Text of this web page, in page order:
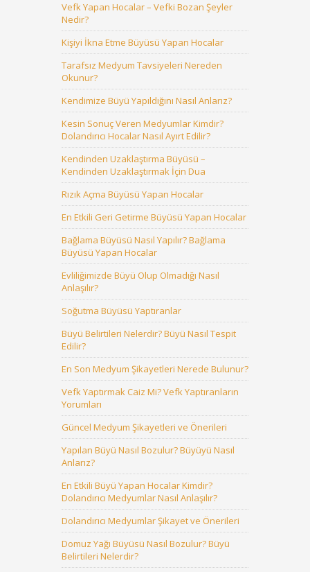
Vefk Yapan Hocalar – Vefki Bozan Şeyler
Nedir?
Kişiyi İkna Etme Büyüsü Yapan Hocalar
Tarafsız Medyum Tavsiyeleri Nereden
Okunur?
Kendimize Büyü Yapıldığını Nasıl Anlarız?
Kesin Sonuç Veren Medyumlar Kimdir?
Dolandırıcı Hocalar Nasıl Ayırt Edilir?
Kendinden Uzaklaştırma Büyüsü –
Kendinden Uzaklaştırmak İçin Dua
Rızık Açma Büyüsü Yapan Hocalar
En Etkili Geri Getirme Büyüsü Yapan Hocalar
Bağlama Büyüsü Nasıl Yapılır? Bağlama
Büyüsü Yapan Hocalar
Evliliğimizde Büyü Olup Olmadığı Nasıl
Anlaşılır?
Soğutma Büyüsü Yaptıranlar
Büyü Belirtileri Nelerdir? Büyü Nasıl Tespit
Edilir?
En Son Medyum Şikayetleri Nerede Bulunur?
Vefk Yaptırmak Caiz Mi? Vefk Yaptıranların
Yorumları
Güncel Medyum Şikayetleri ve Önerileri
Yapılan Büyü Nasıl Bozulur? Büyüyü Nasıl
Anlarız?
En Etkili Büyü Yapan Hocalar Kimdir?
Dolandırıcı Medyumlar Nasıl Anlaşılır?
Dolandırıcı Medyumlar Şikayet ve Önerileri
Domuz Yağı Büyüsü Nasıl Bozulur? Büyü
Belirtileri Nelerdir?